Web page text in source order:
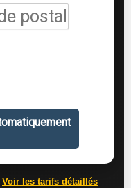
Voir les tarifs détaillés